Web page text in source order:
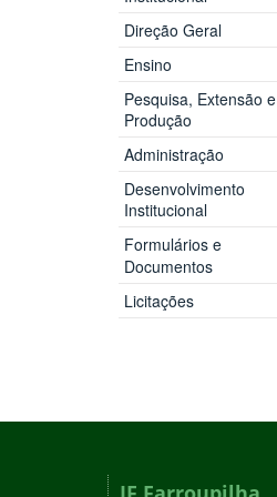
Direção Geral
Ensino
Pesquisa, Extensão e
Produção
Administração
Desenvolvimento
Institucional
Formulários e
Documentos
Licitações